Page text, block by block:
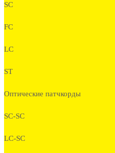
SC
FC
LC
ST
Оптические патчкорды
SC-SC
LC-SC